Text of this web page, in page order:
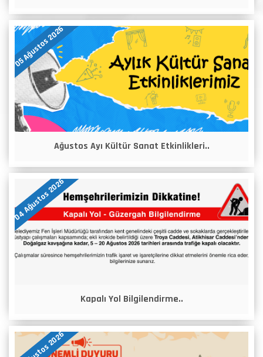
05 Ağustos 2026
Ağustos Ayı Kültür Sanat Etkinlikleri..
04 Ağustos 2026
Kapalı Yol Bilgilendirme..